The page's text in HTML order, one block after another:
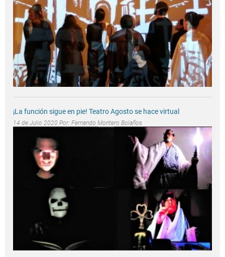
¡La función sigue en pie! Teatro Agosto se hace virtual
14 de Julio 2020 Por: Fernando Montero Bolaños